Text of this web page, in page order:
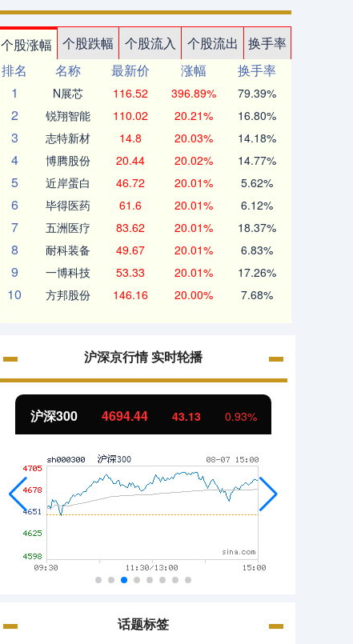
个股涨幅 个股跌幅 个股流入 个股流出
换手率
排名
名称 最新价 涨幅
换手率
1
N展芯 116.52 396.89% 79.39%
2 锐翔智能 110.02 20.21% 16.80%
3 志特新材 14.8 20.03% 14.18%
4 博腾股份 20.44 20.02% 14.77%
5 近岸蛋白 46.72 20.01% 5.62%
6 毕得医药 61.6 20.01% 6.12%
7 五洲医疗 83.62 20.01% 18.37%
8 耐科装备 49.67 20.01% 6.83%
9 一博科技 53.33 20.01% 17.26%
10 方邦股份 146.16 20.00% 7.68%
沪深京行情 实时轮播
沪深300 4694.44 43.13 0.93%
话题标签